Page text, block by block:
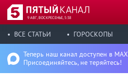
9 АВГ, ВОСКРЕСЕНЬЕ, 5:38
ВСЕ СТАТЬИ ГОРОСКОПЫ
Теперь наш канал доступен в MAX
Присоединяйтесь, не теряйтесь!